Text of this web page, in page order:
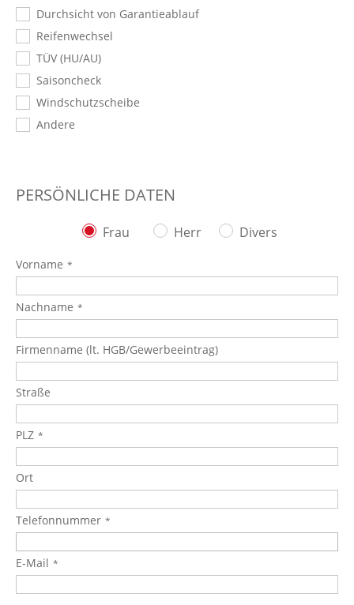
Durchsicht von Garantieablauf
Reifenwechsel
TÜV (HU/AU)
Saisoncheck
Windschutzscheibe
Andere
PERSÖNLICHE DATEN
Frau Herr Divers
Vorname
Nachname
Firmenname (lt. HGB/Gewerbeeintrag)
Straße
PLZ
Ort
Telefonnummer
E-Mail